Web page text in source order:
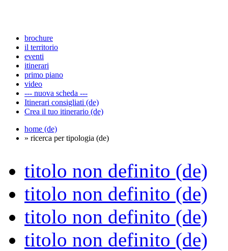
brochure
il territorio
eventi
itinerari
primo piano
video
--- nuova scheda ---
Itinerari consigliati (de)
Crea il tuo itinerario (de)
home (de)
» ricerca per tipologia (de)
titolo non definito (de)
titolo non definito (de)
titolo non definito (de)
titolo non definito (de)